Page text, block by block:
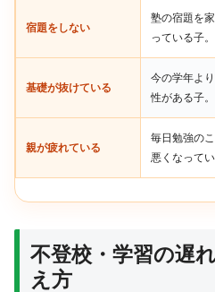
宿題をしない
塾の宿題を
っている子。
基礎が抜けている
今の学年よ
性がある子。
親が疲れている
毎日勉強の
悪くなってい
不登校・学習の遅
え方